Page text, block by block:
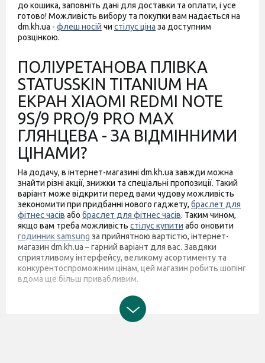
до кошика, заповніть дані для доставки та оплати, і усе
готово! Можливість вибору та покупки вам надається на
dm.kh.ua - флеш носій чи стілус ціна за доступним
розцінкою.
ПОЛІУРЕТАНОВА ПЛІВКА
STATUSSKIN TITANIUM НА
ЕКРАН XIAOMI REDMI NOTE
9S/9 PRO/9 PRO MAX
ГЛЯНЦЕВА - ЗА ВІДМІННИМИ
ЦІНАМИ?
На додачу, в інтернет-магазині dm.kh.ua завжди можна
знайти різні акції, знижки та спеціальні пропозиції. Такий
варіант може відкрити перед вами чудову можливість
зекономити при придбанні нового гаджету, браслет для
фітнес часів або браслет для фітнес часів. Таким чином,
якщо вам треба можливість стілус купити або оновити
годинник samsung за прийнятною вартістю, інтернет-
магазин dm.kh.ua – гарний варіант для вас. Завдяки
сприятливому інтерфейсу, великому асортименту та
конкурентоспроможним цінам, цей магазин робить шопінг
вдома ще більш привабливим.